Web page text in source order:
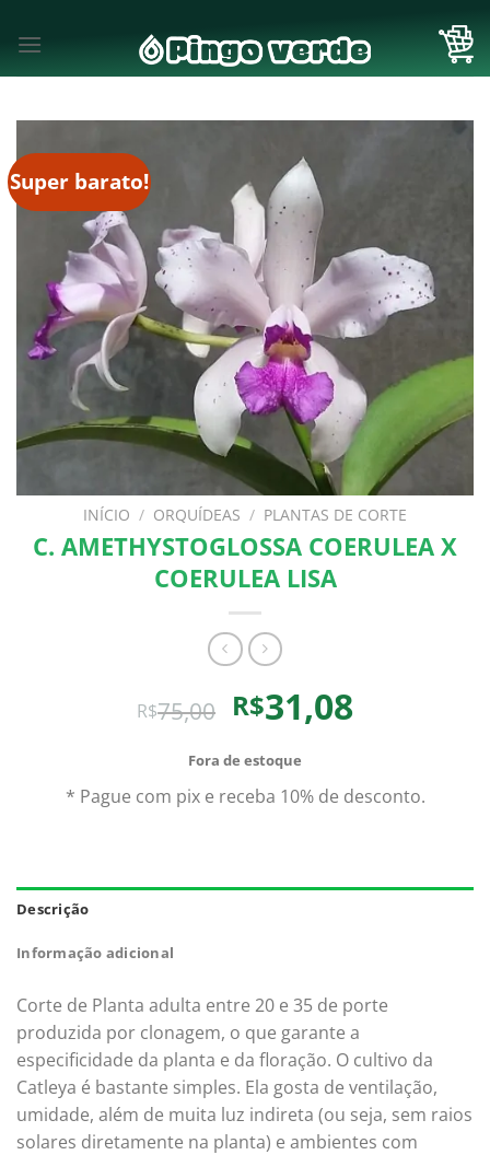
Super barato!
INÍCIO / ORQUÍDEAS / PLANTAS DE CORTE
C. AMETHYSTOGLOSSA COERULEA X
COERULEA LISA
R$75,00 O
preço
original
era:
R$75,00.
R$31,08O
preço
é:
R$31,08.
Fora de estoque
* Pague com pix e receba 10% de desconto.
Descrição
Informação adicional
Corte de Planta adulta entre 20 e 35 de porte
produzida por clonagem, o que garante a
especificidade da planta e da floração. O cultivo da
Catleya é bastante simples. Ela gosta de ventilação,
umidade, além de muita luz indireta (ou seja, sem raios
solares diretamente na planta) e ambientes com